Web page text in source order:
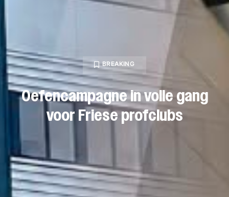
BREAKING
Oefencampagne in volle gang
voor Friese profclubs